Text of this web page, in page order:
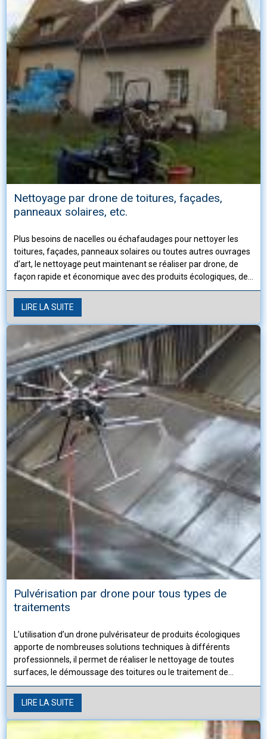
Nettoyage par drone de toitures, façades,
panneaux solaires, etc.
Plus besoins de nacelles ou échafaudages pour nettoyer les
toitures, façades, panneaux solaires ou toutes autres ouvrages
d’art, le nettoyage peut maintenant se réaliser par drone, de
façon rapide et économique avec des produits écologiques, de
plus cette technique supprime les risques de chutes ou autres
accidents.
LIRE LA SUITE
Pulvérisation par drone pour tous types de
traitements
L’utilisation d’un drone pulvérisateur de produits écologiques
apporte de nombreuses solutions techniques à différents
professionnels, il permet de réaliser le nettoyage de toutes
surfaces, le démoussage des toitures ou le traitement de
cultures, rapidement en évitent l’utilisation de moyens lourds et
onéreux.
LIRE LA SUITE